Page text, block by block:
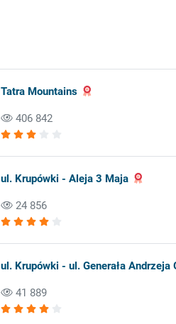
Tatra Mountains
406 842
ul. Krupówki - Aleja 3 Maja
24 856
ul. Krupówki - ul. Generała Andrzeja
41 889